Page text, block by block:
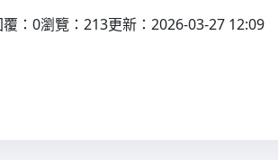
覆：0瀏覽：213更新：2026-03-27 12:09